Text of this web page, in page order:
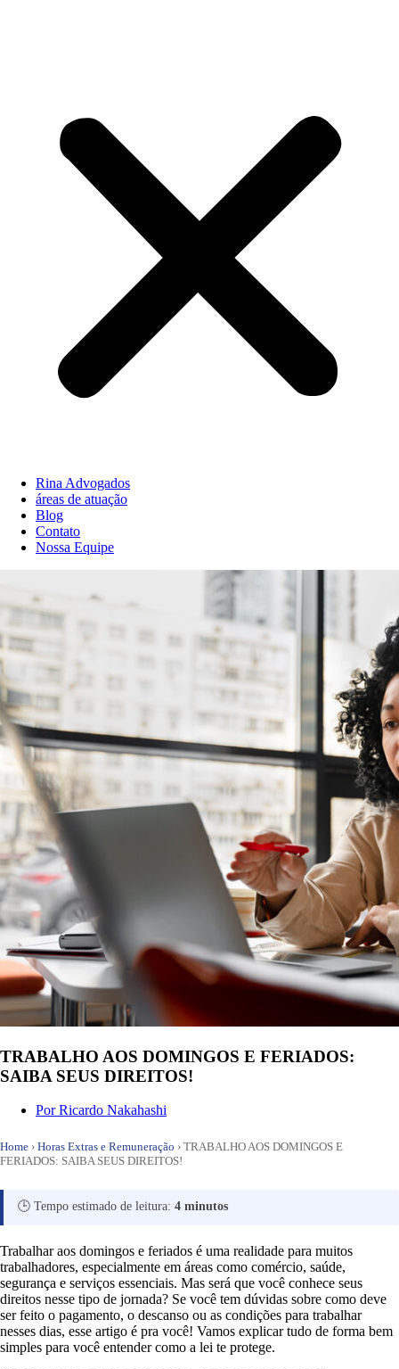
Rina Advogados
áreas de atuação
Blog
Contato
Nossa Equipe
TRABALHO AOS DOMINGOS E FERIADOS:
SAIBA SEUS DIREITOS!
PorRicardo Nakahashi
Home › Horas Extras e Remuneração › TRABALHO AOS DOMINGOS E
FERIADOS: SAIBA SEUS DIREITOS!
🕒 Tempo estimado de leitura: 4 minutos
Trabalhar aos domingos e feriados é uma realidade para muitos
trabalhadores, especialmente em áreas como comércio, saúde,
segurança e serviços essenciais. Mas será que você conhece seus
direitos nesse tipo de jornada? Se você tem dúvidas sobre como deve
ser feito o pagamento, o descanso ou as condições para trabalhar
nesses dias, esse artigo é pra você! Vamos explicar tudo de forma bem
simples para você entender como a lei te protege.